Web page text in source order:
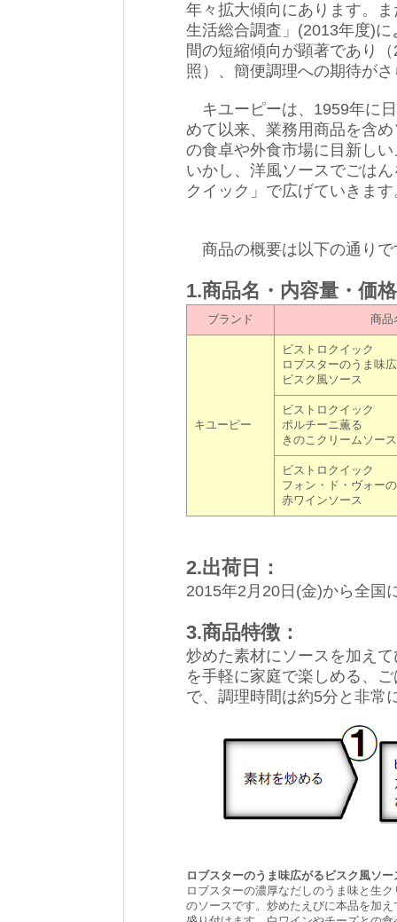
年々拡大傾向にあります。
生活総合調査」(2013年度)
間の短縮傾向が顕著であり
照）、簡便調理への期待が
キユーピーは、1959年に
めて以来、業務用商品を含
の食卓や外食市場に目新し
いかし、洋風ソースでごは
クイック」で広げていきます
商品の概要は以下の通りで
1.商品名・内容量・価
ブランド 商品
キユーピー
ビストロクイック
ロブスターのうま味
ビスク風ソース
ビストロクイック
ポルチーニ薫る
きのこクリームソース
ビストロクイック
フォン・ド・ヴォー
赤ワインソース
2.出荷日：
2015年2月20日(金)から全国
3.商品特徴：
炒めた素材にソースを加え
を手軽に家庭で楽しめる、
で、調理時間は約5分と非常
ロブスターのうま味広がるビスク風ソー
ロブスターの濃厚なだしのうま味と生
のソースです。炒めたえびに本品を加